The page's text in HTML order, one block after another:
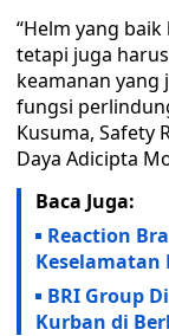
“Helm yang
tetapi juga
keamanan yang
fungsi
Kusuma, Safety
Daya Adicipta
Baca Juga:
Reaction
Keselamatan
BRI Group
Kurban di